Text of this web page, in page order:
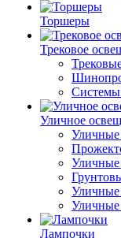
Торшеры
Трековое
Системы
Уличное
Уличные
Уличные
Уличные
Уличные
Лампочки